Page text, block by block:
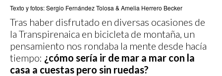
Texto y fotos: Sergio Fernández Tolosa & Amelia Herrero Becker
Tras haber disfrutado en diversas ocasiones de
la Transpirenaica en bicicleta de montaña, un
pensamiento nos rondaba la mente desde hacía
tiempo: ¿cómo sería ir de mar a mar con la
casa a cuestas pero sin ruedas?